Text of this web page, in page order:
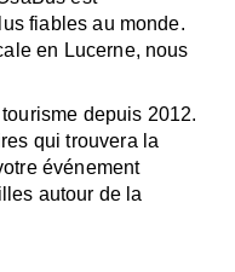
fiables au monde.
en Lucerne, nous
depuis 2012.
qui trouvera la
événement
autour de la